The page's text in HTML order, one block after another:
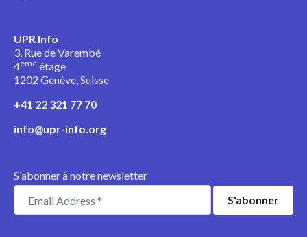
UPR Info
3, Rue de Varembé
4ème étage
1202 Genève, Suisse
+41 22 321 77 70
info@upr-info.org
S'abonner à notre newsletter